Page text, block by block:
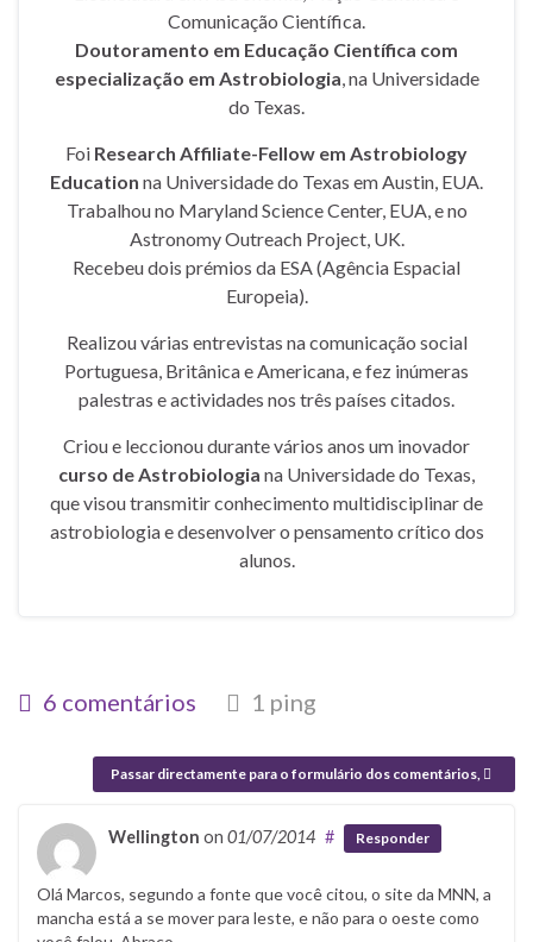
Comunicação Científica.
Doutoramento em Educação Científica com
especialização em Astrobiologia, na Universidade
do Texas.
Foi Research Affiliate-Fellow em Astrobiology
Education na Universidade do Texas em Austin, EUA.
Trabalhou no Maryland Science Center, EUA, e no
Astronomy Outreach Project, UK.
Recebeu dois prémios da ESA (Agência Espacial
Europeia).
Realizou várias entrevistas na comunicação social
Portuguesa, Britânica e Americana, e fez inúmeras
palestras e actividades nos três países citados.
Criou e leccionou durante vários anos um inovador
curso de Astrobiologia na Universidade do Texas,
que visou transmitir conhecimento multidisciplinar de
astrobiologia e desenvolver o pensamento crítico dos
alunos.
6 comentários 1 ping
Passar directamente para o formulário dos comentários,
Wellington on 01/07/2014 # Responder
Olá Marcos, segundo a fonte que você citou, o site da MNN, a
mancha está a se mover para leste, e não para o oeste como